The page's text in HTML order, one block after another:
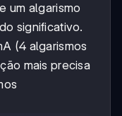
um algarismo
significativo.
(4 algarismos
mais precisa